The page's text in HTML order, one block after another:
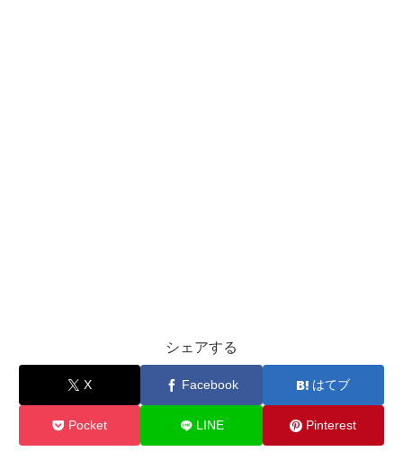
シェアする
X Facebook はてブ
Pocket LINE Pinterest